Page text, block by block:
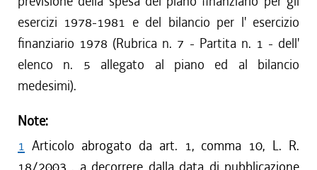
esercizi 1978-1981 e del bilancio per l' esercizio
finanziario 1978 (Rubrica n. 7 - Partita n. 1 - dell'
elenco n. 5 allegato al piano ed al bilancio
medesimi).
Note:
1 Articolo abrogato da art. 1, comma 10, L. R.